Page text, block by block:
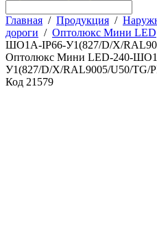
Главная / Продукция /
дороги / Оптолюкс Мини LED
ШО1А-IP66-У1(827/D/X/
Оптолюкс Мини LED-240-
У1(827/D/X/RAL9005/U50/TG/
Код 21579